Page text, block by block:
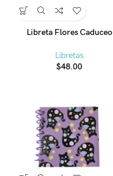
Libreta Flores Caduceo
Libretas
$48.00